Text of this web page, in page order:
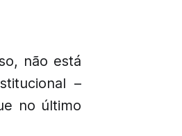
não está
–
no último